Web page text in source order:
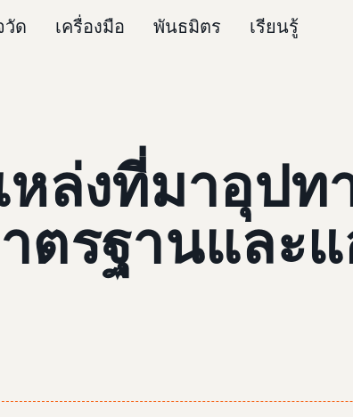
วัด เครื่องมือ พันธมิตร เรียนรู้
หล่งที่มาอุปท
ตรฐานและ